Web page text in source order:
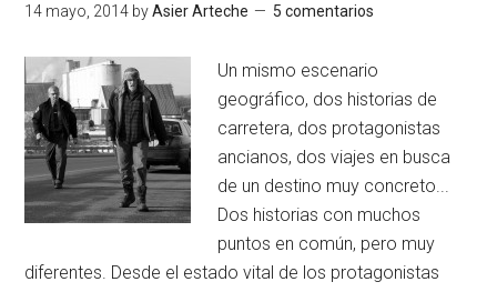
14 mayo, 2014 byAsier Arteche 5 comentarios
Un mismo escenario
geográfico, dos historias de
carretera, dos protagonistas
ancianos, dos viajes en busca
de un destino muy concreto...
Dos historias con muchos
puntos en común, pero muy
diferentes. Desde el estado vital de los protagonistas